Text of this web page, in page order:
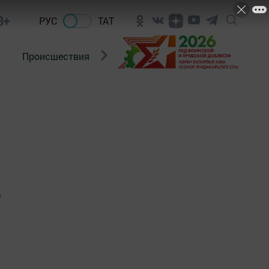
РУС ТАТ
Происшествия Новости Госавтоинспекции